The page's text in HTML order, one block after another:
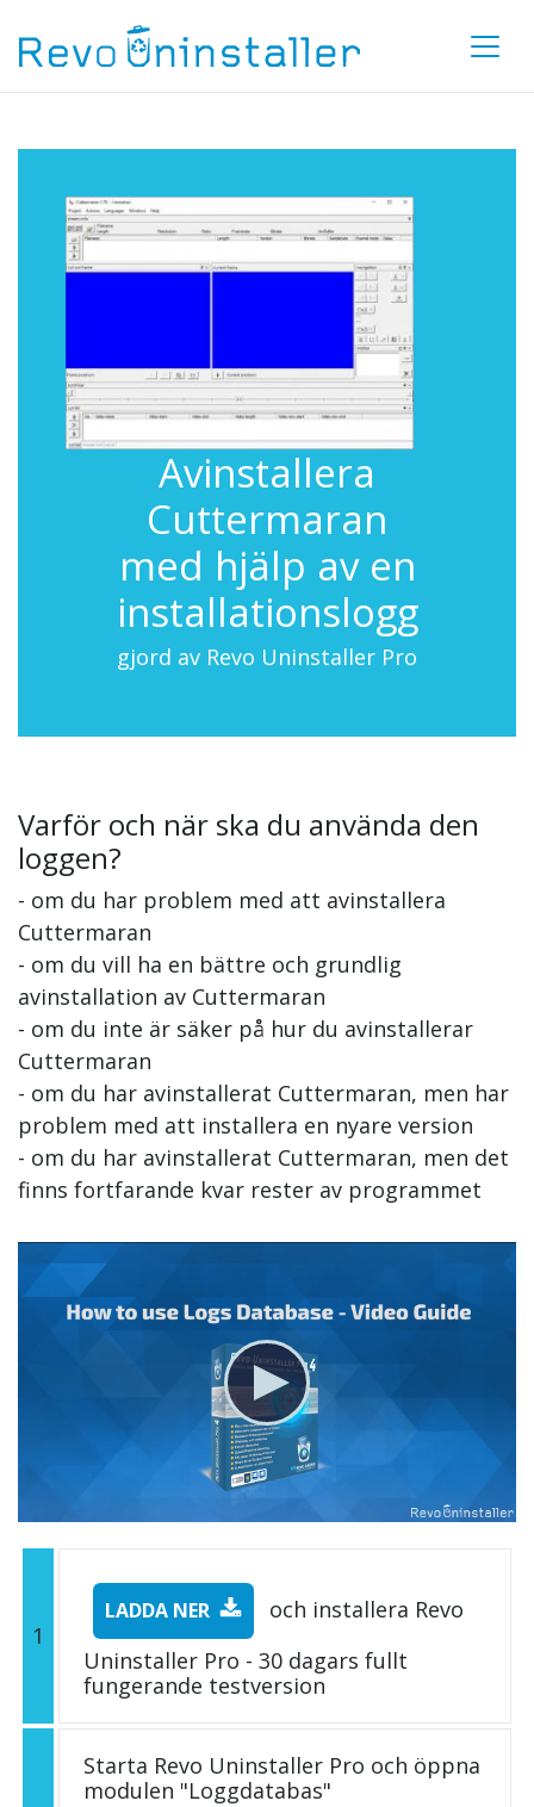
Avinstallera
Cuttermaran
med hjälp av en
installationslogg
gjord av Revo Uninstaller Pro
Varför och när ska du använda den
loggen?
- om du har problem med att avinstallera
Cuttermaran
- om du vill ha en bättre och grundlig
avinstallation av Cuttermaran
- om du inte är säker på hur du avinstallerar
Cuttermaran
- om du har avinstallerat Cuttermaran, men har
problem med att installera en nyare version
- om du har avinstallerat Cuttermaran, men det
finns fortfarande kvar rester av programmet
1
LADDA NER
och installera Revo
Uninstaller Pro - 30 dagars fullt
fungerande testversion
Starta Revo Uninstaller Pro och öppna
modulen "Loggdatabas"